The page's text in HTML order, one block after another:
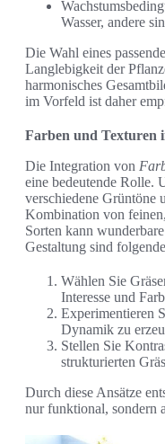
Wasser, andere
Die Wahl eines
Langlebigkeit der
harmonisches
im Vorfeld ist daher
Farben und Texturen
Die Integration von
eine bedeutende Rolle.
verschiedene Grüntöne
Kombination von
Sorten kann
Gestaltung sind
Wählen Sie
Interesse und
Experimentieren
Dynamik zu
Stellen Sie
strukturierten
Durch diese Ansätze
nur funktional, sondern